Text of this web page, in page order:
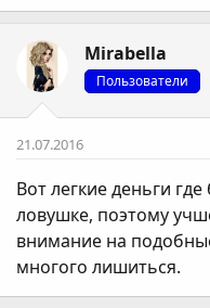
Mirabella
Пользователи
21.07.2016
Вот легкие деньги
ловушке, поэтому
внимание на
многого лишиться.